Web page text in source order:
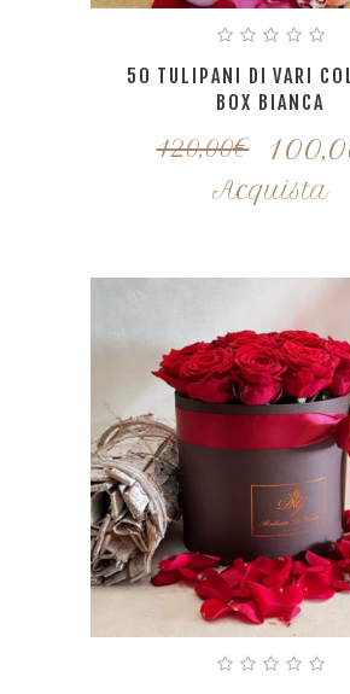
50 TULIPANI DI VARI
BOX BIANCA
120,00€
Acquista